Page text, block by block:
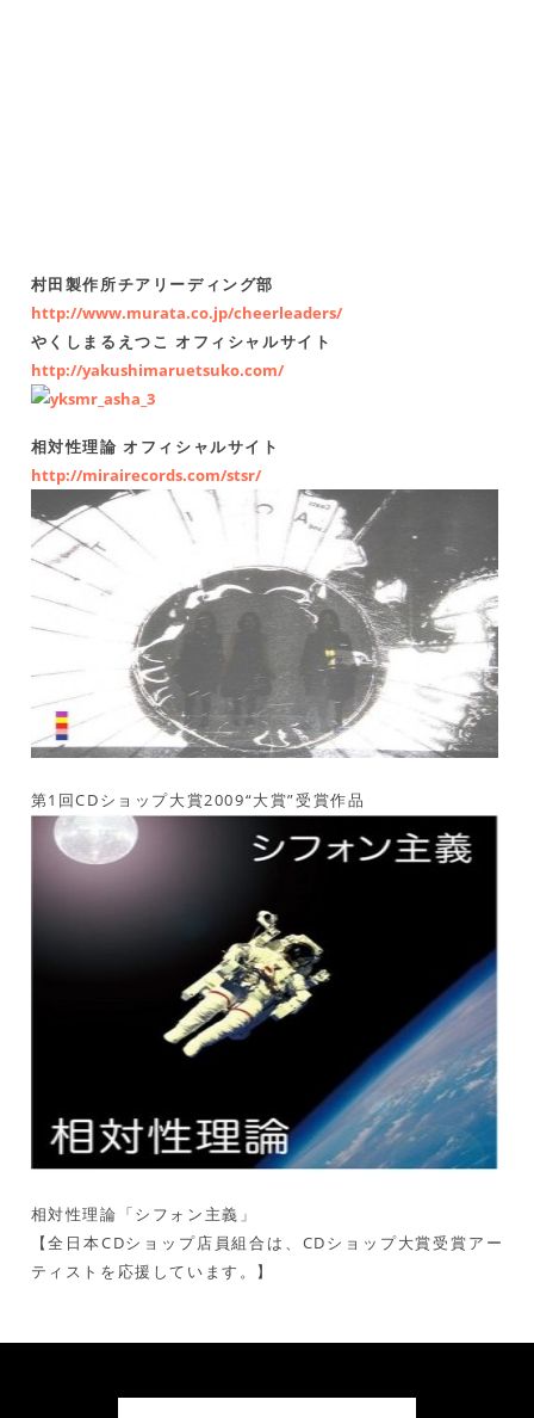
村田製作所チアリーディング部
http://www.murata.co.jp/cheerleaders/
やくしまるえつこ オフィシャルサイト
http://yakushimaruetsuko.com/
相対性理論 オフィシャルサイト
http://mirairecords.com/stsr/
第1回CDショップ大賞2009“大賞”受賞作品
相対性理論「シフォン主義」
【全日本CDショップ店員組合は、CDショップ大賞受賞アー
ティストを応援しています。】